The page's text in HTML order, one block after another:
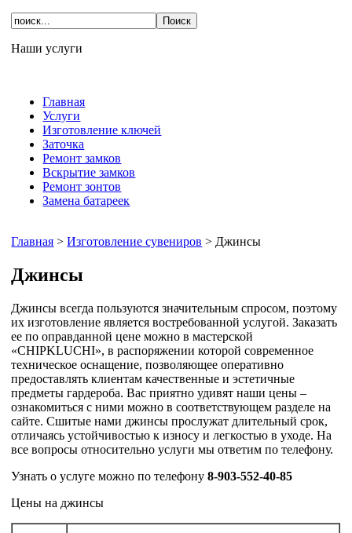
Наши услуги
Главная
Услуги
Изготовление ключей
Заточка
Ремонт замков
Вскрытие замков
Ремонт зонтов
Замена батареек
Главная >Изготовление сувениров > Джинсы
Джинсы
Джинсы всегда пользуются значительным спросом, поэтому
их изготовление является востребованной услугой. Заказать
ее по оправданной цене можно в мастерской
«CHIPKLUCHI», в распоряжении которой современное
техническое оснащение, позволяющее оперативно
предоставлять клиентам качественные и эстетичные
предметы гардероба. Вас приятно удивят наши цены –
ознакомиться с ними можно в соответствующем разделе на
сайте. Сшитые нами джинсы прослужат длительный срок,
отличаясь устойчивостью к износу и легкостью в уходе. На
все вопросы относительно услуги мы ответим по телефону.
Узнать о услуге можно по телефону8-903-552-40-85
Цены на джинсы